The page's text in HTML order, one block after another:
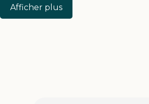
Afficher plus